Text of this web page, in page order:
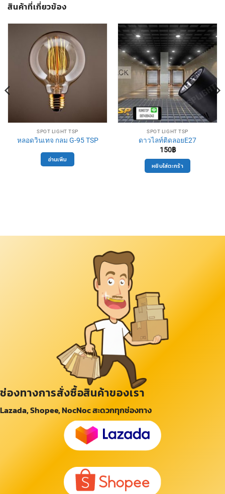
สินค้าที่เกี่ยวข้อง
SPOT LIGHT TSP
หลอดวินเทจ กลม G-95 TSP
อ่านเพิ่ม
SPOT LIGHT TSP
ดาวไลท์ติดลอยE27
150฿
หยิบใส่ตะกร้า
ช่องทางการสั่งซื้อสินค้าของเรา
Lazada, Shopee, NocNoc สะดวกทุกช่องทาง